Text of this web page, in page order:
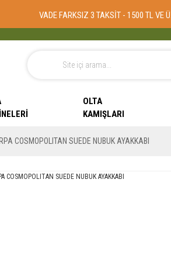
VADE FARKSIZ 3 TAKSİT - 1500 TL VE
OLTA
KAMIŞLARI
COSMOPOLITAN SUEDE NUBUK AYAKKABI